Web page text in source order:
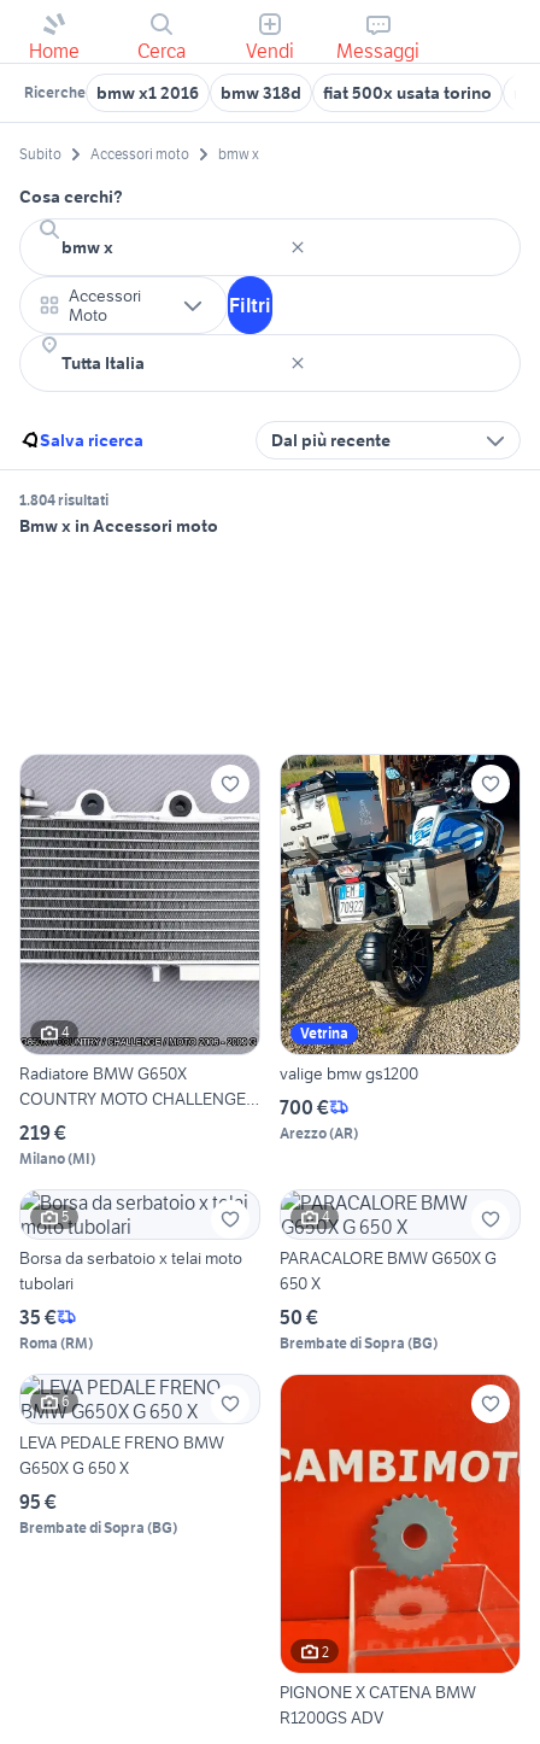
Home Cerca Vendi Messaggi
Ricerche bmw x1 2016 bmw 318d fiat 500x usata torino
Subito Accessori moto bmw x
Cosa cerchi?
Accessori
Moto
Filtri
Salva ricerca Dal più recente
1.804 risultati
Bmw x in Accessori moto
4
Radiatore BMW G650X
COUNTRY MOTO CHALLENGE
G 650 X
219 €
Milano(MI)
Vetrina
valige bmw gs1200
700 €
Arezzo(AR)
5
Borsa da serbatoio x telai moto
tubolari
35 €
Roma (RM)
4
PARACALORE BMW G650X G
650 X
50 €
Brembate di Sopra (BG)
6
LEVA PEDALE FRENO BMW
G650X G 650 X
95 €
Brembate di Sopra (BG)
2
PIGNONE X CATENA BMW
R1200GS ADV